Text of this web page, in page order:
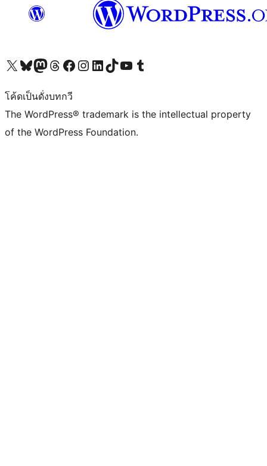
Visit our X (formerly Twitter) account
Visit our Bluesky account
Visit our Mastodon account
Visit our Threads account
Visit our Facebook page
Visit our Instagram account
Visit our LinkedIn account
Visit our TikTok account
Visit our YouTube channel
Visit our Tumblr account
โค้ดเป็นดั่งบทกวี
The WordPress® trademark is the intellectual property
of the WordPress Foundation.